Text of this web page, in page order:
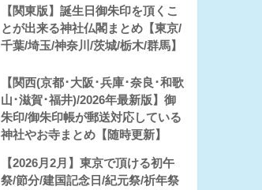
【関東版】誕生日御朱印を頂くこ
とが出来る神社仏閣まとめ【東京/
千葉/埼玉/神奈川/茨城/栃木/群馬】
【関西(京都･大阪･兵庫･奈良･和歌
山･滋賀･福井)/2026年最新版】御
朱印/御朱印帳が郵送対応している
神社やお寺まとめ【随時更新】
【2026月2月】東京で頂ける初午
祭/節分/建国記念日/紀元祭/祈年祭